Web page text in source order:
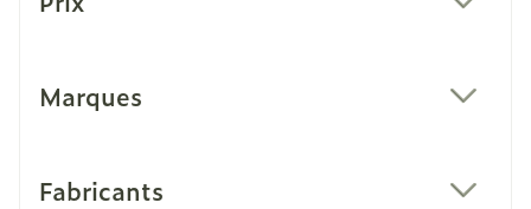
Marques
Fabricants